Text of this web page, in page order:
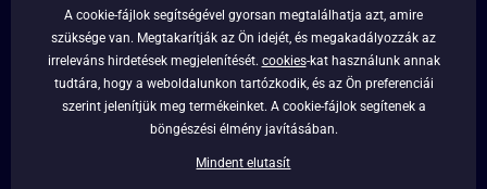
info@legyferfi.hu
FONTOS INFORMÁCIÓK
RÓLUNK
A cookie-fájlok segítségével gyorsan megtalálhatja azt, amire
szüksége van. Megtakarítják az Ön idejét, és megakadályozzák az
irreleváns hirdetések megjelenítését. cookies-kat használunk annak
tudtára, hogy a weboldalunkon tartózkodik, és az Ön preferenciái
szerint jelenítjük meg termékeinket. A cookie-fájlok segítenek a
böngészési élmény javításában.
Mindent elutasít